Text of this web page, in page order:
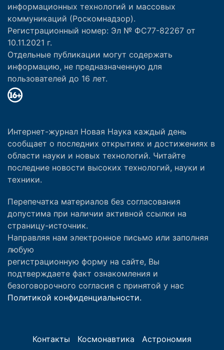
информационных технологий и массовых
коммуникаций (Роскомнадзор).
Регистрационный номер: Эл № ФС77-82267 от
10.11.2021 г.
Отдельные публикации могут содержать
информацию, не предназначенную для
пользователей до 16 лет.
Интернет-журнал Новая Наука каждый день
сообщает о последних открытиях и достижениях в
области науки и новых технологий. Читайте
последние новости высоких технологий, науки и
техники.
Перепечатка материалов без согласования
допустима при наличии активной ссылки на
страницу-источник.
Направляя нам электронное письмо или заполняя
любую
регистрационную форму на сайте, Вы
подтверждаете факт ознакомления и
безоговорочного согласия с принятой у нас
Политикой конфиденциальности.
Контакты Космонавтика
Астрономия